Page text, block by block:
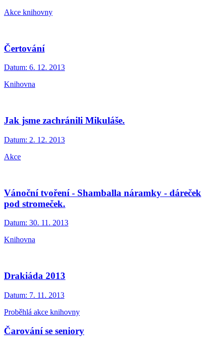
Akce knihovny
Čertování
Datum: 6. 12. 2013
Knihovna
Jak jsme zachránili Mikuláše.
Datum: 2. 12. 2013
Akce
Vánoční tvoření - Shamballa náramky - dáreček
pod stromeček.
Datum: 30. 11. 2013
Knihovna
Drakiáda 2013
Datum: 7. 11. 2013
Proběhlá akce knihovny
Čarování se seniory